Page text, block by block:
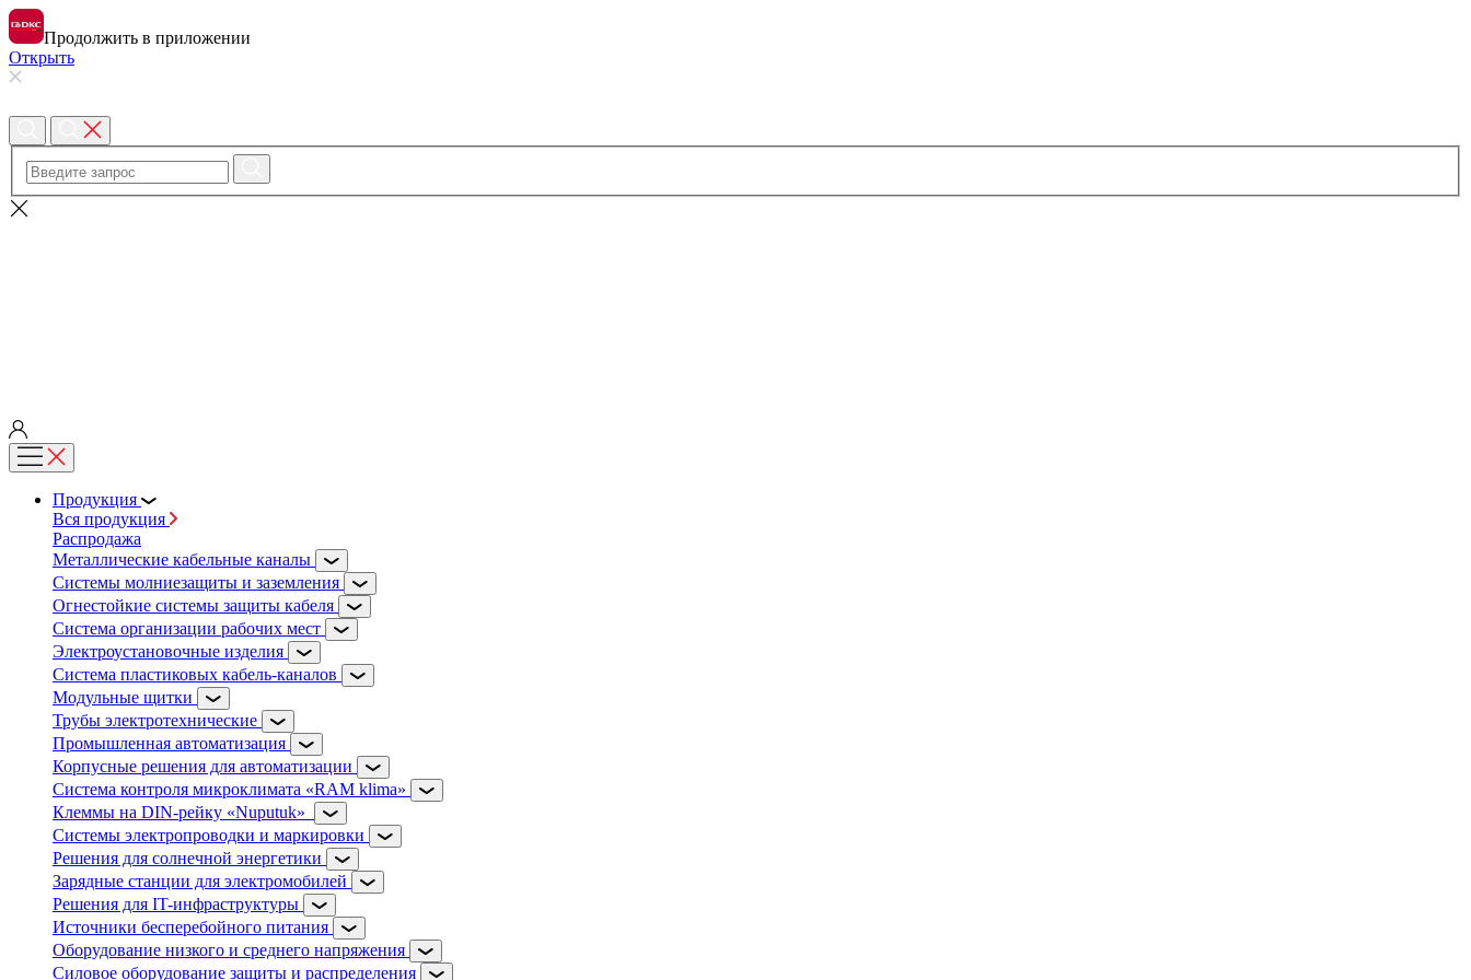
Продолжить в приложении
Открыть
Продукция
Вся продукция
Распродажа
Металлические кабельные каналы
Системы молниезащиты и заземления
Огнестойкие системы защиты кабеля
Система организации рабочих мест
Электроустановочные изделия
Система пластиковых кабель-каналов
Модульные щитки
Трубы электротехнические
Промышленная автоматизация
Корпусные решения для автоматизации
Система контроля микроклимата «RAM klima»
Клеммы на DIN-рейку «Nuputuk»
Системы электропроводки и маркировки
Решения для солнечной энергетики
Зарядные станции для электромобилей
Решения для IT-инфраструктуры
Источники бесперебойного питания
Оборудование низкого и среднего напряжения
Силовое оборудование защиты и распределения